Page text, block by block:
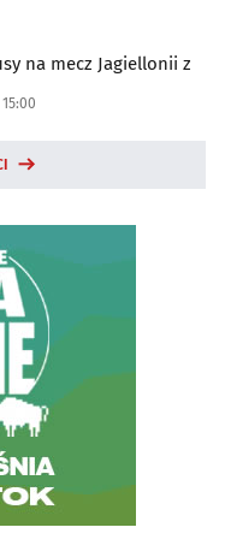
na mecz Jagiellonii z